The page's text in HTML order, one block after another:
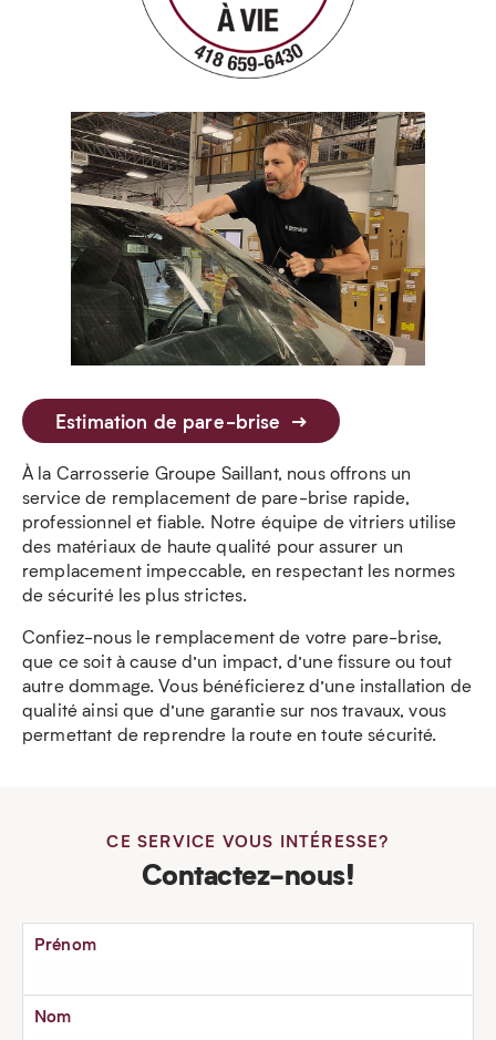
Estimation de pare-brise
À la Carrosserie Groupe Saillant, nous offrons un
service de remplacement de pare-brise rapide,
professionnel et fiable. Notre équipe de vitriers utilise
des matériaux de haute qualité pour assurer un
remplacement impeccable, en respectant les normes
de sécurité les plus strictes.
Confiez-nous le remplacement de votre pare-brise,
que ce soit à cause d’un impact, d’une fissure ou tout
autre dommage. Vous bénéficierez d’une installation de
qualité ainsi que d’une garantie sur nos travaux, vous
permettant de reprendre la route en toute sécurité.
CE SERVICE VOUS INTÉRESSE?
Contactez-nous!
Prénom
Nom